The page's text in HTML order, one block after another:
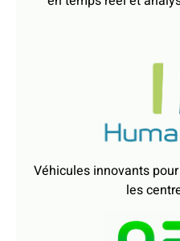
Constructeur de